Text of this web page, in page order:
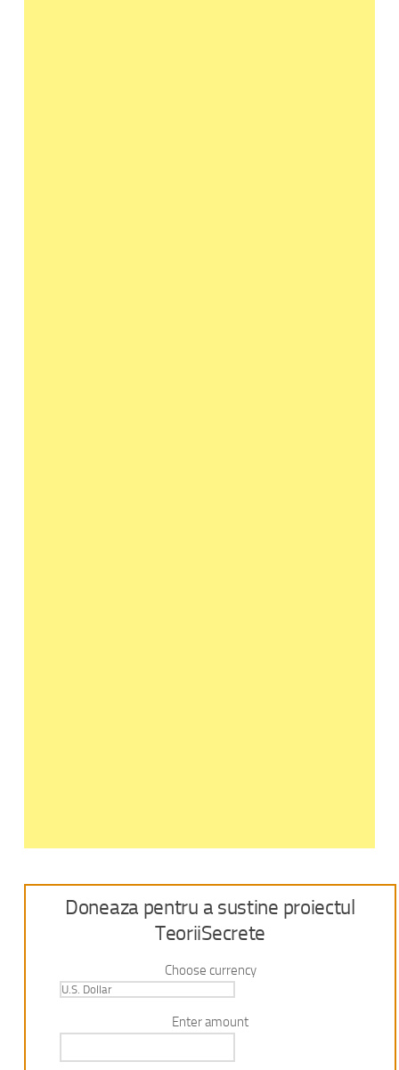
Doneaza pentru a sustine proiectul
TeoriiSecrete
Choose currency
Enter amount